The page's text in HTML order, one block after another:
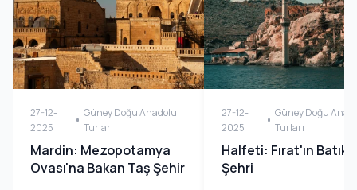
27-12-
2025
Güney Doğu Anadolu
Turları
Mardin: Mezopotamya
Ovası'na Bakan Taş Şehir
27-12-
2025
Güney Doğu
Turları
Halfeti: Fırat'ın Batık
Şehri